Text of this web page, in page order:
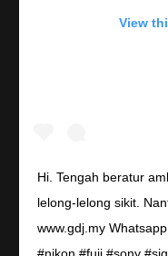
View
Hi. Tengah beratur
lelong-lelong sikit.
www.gdj.my